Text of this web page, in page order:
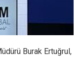
Burak Ertuğrul,